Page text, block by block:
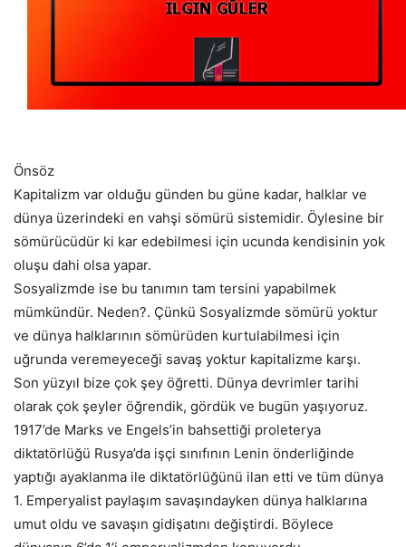
Önsöz
Kapitalizm var olduğu günden bu güne kadar, halklar ve
dünya üzerindeki en vahşi sömürü sistemidir. Öylesine bir
sömürücüdür ki kar edebilmesi için ucunda kendisinin yok
oluşu dahi olsa yapar.
Sosyalizmde ise bu tanımın tam tersini yapabilmek
mümkündür. Neden?. Çünkü Sosyalizmde sömürü yoktur
ve dünya halklarının sömürüden kurtulabilmesi için
uğrunda veremeyeceği savaş yoktur kapitalizme karşı.
Son yüzyıl bize çok şey öğretti. Dünya devrimler tarihi
olarak çok şeyler öğrendik, gördük ve bugün yaşıyoruz.
1917’de Marks ve Engels’in bahsettiği proleterya
diktatörlüğü Rusya’da işçi sınıfının Lenin önderliğinde
yaptığı ayaklanma ile diktatörlüğünü ilan etti ve tüm dünya
1. Emperyalist paylaşım savaşındayken dünya halklarına
umut oldu ve savaşın gidişatını değiştirdi. Böylece